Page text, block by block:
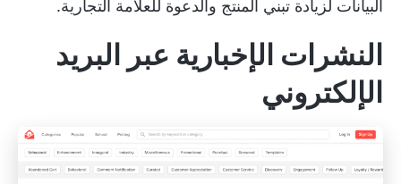
البيانات لزيادة تبني المنتج والدعوة للعلامة التجارية.
النشرات الإخبارية عبر البريد
الإلكتروني